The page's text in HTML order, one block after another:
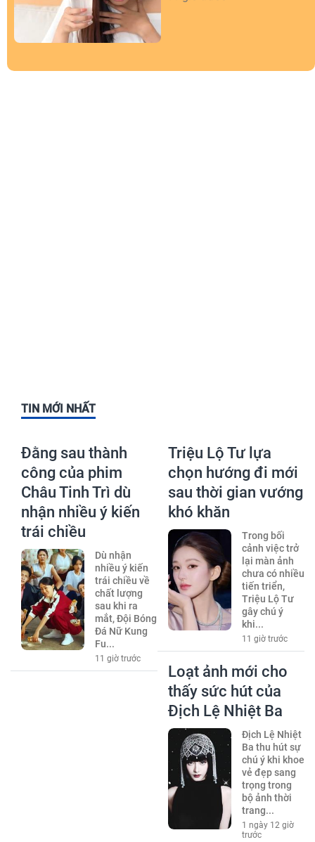
TIN MỚI NHẤT
Đằng sau thành
công của phim
Châu Tinh Trì dù
nhận nhiều ý kiến
trái chiều
Dù nhận
nhiều ý kiến
trái chiều về
chất lượng
sau khi ra
mắt, Đội Bóng
Đá Nữ Kung
Fu...
11 giờ trước
Triệu Lộ Tư lựa
chọn hướng đi mới
sau thời gian vướng
khó khăn
Trong bối
cảnh việc trở
lại màn ảnh
chưa có nhiều
tiến triển,
Triệu Lộ Tư
gây chú ý
khi...
11 giờ trước
Loạt ảnh mới cho
thấy sức hút của
Địch Lệ Nhiệt Ba
Địch Lệ Nhiệt
Ba thu hút sự
chú ý khi khoe
vẻ đẹp sang
trọng trong
bộ ảnh thời
trang...
1 ngày 12 giờ
trước